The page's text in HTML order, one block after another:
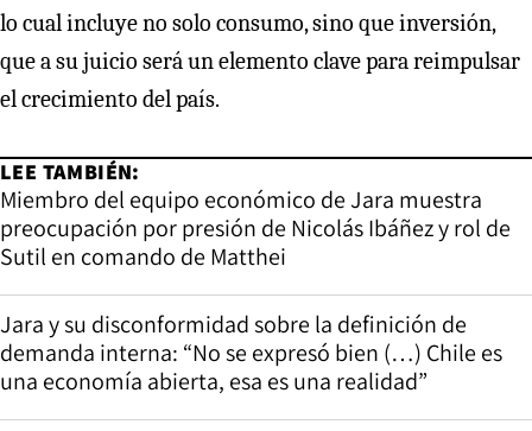
lo cual incluye no solo consumo, sino que inversión,
que a su juicio será un elemento clave para reimpulsar
el crecimiento del país.
LEE TAMBIÉN:
Miembro del equipo económico de Jara muestra
preocupación por presión de Nicolás Ibáñez y rol de
Sutil en comando de Matthei
Jara y su disconformidad sobre la definición de
demanda interna: “No se expresó bien (…) Chile es
una economía abierta, esa es una realidad”